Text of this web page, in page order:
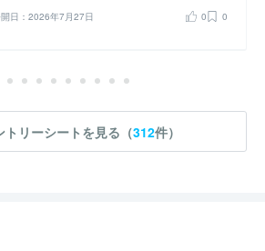
日：2026年7月27日 0 0
トリーシートを見る（312件）